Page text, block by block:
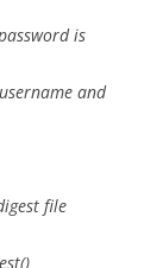
is
and
file